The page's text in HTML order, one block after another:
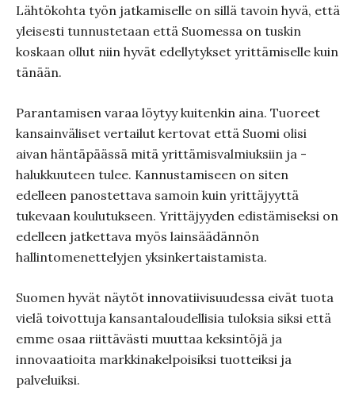
Lähtökohta työn jatkamiselle on sillä tavoin hyvä, että
yleisesti tunnustetaan että Suomessa on tuskin
koskaan ollut niin hyvät edellytykset yrittämiselle kuin
tänään.
Parantamisen varaa löytyy kuitenkin aina. Tuoreet
kansainväliset vertailut kertovat että Suomi olisi
aivan häntäpäässä mitä yrittämisvalmiuksiin ja -
halukkuuteen tulee. Kannustamiseen on siten
edelleen panostettava samoin kuin yrittäjyyttä
tukevaan koulutukseen. Yrittäjyyden edistämiseksi on
edelleen jatkettava myös lainsäädännön
hallintomenettelyjen yksinkertaistamista.
Suomen hyvät näytöt innovatiivisuudessa eivät tuota
vielä toivottuja kansantaloudellisia tuloksia siksi että
emme osaa riittävästi muuttaa keksintöjä ja
innovaatioita markkinakelpoisiksi tuotteiksi ja
palveluiksi.